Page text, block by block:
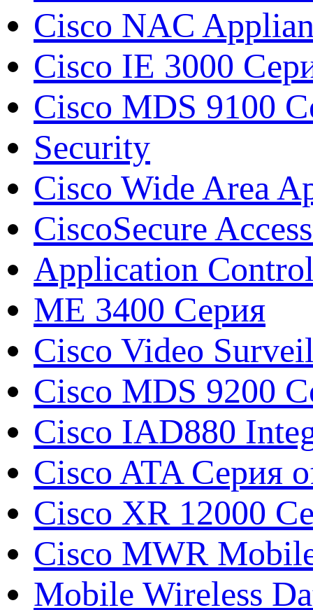
Cisco NAC
Cisco IE 3000
Cisco MDS 9100
Security
Cisco Wide Area
CiscoSecure
Application
ME 3400 Серия
Cisco Video
Cisco MDS 9200
Cisco IAD880
Cisco ATA Серия
Cisco XR 12000
Cisco MWR
Mobile Wireless